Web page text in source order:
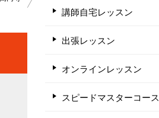
講師自宅レッスン
出張レッスン
オンラインレッスン
スピードマスターコース